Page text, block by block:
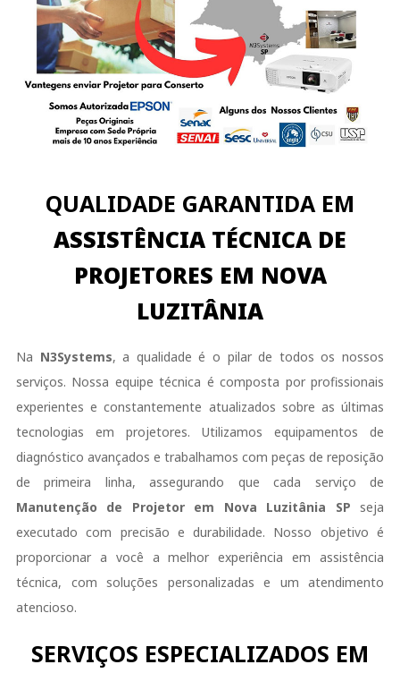
QUALIDADE GARANTIDA EM
ASSISTÊNCIA TÉCNICA DE
PROJETORES EM NOVA
LUZITÂNIA
Na N3Systems, a qualidade é o pilar de todos os nossos
serviços. Nossa equipe técnica é composta por profissionais
experientes e constantemente atualizados sobre as últimas
tecnologias em projetores. Utilizamos equipamentos de
diagnóstico avançados e trabalhamos com peças de reposição
de primeira linha, assegurando que cada serviço de
Manutenção de Projetor em Nova Luzitânia SP seja
executado com precisão e durabilidade. Nosso objetivo é
proporcionar a você a melhor experiência em assistência
técnica, com soluções personalizadas e um atendimento
atencioso.
SERVIÇOS ESPECIALIZADOS EM